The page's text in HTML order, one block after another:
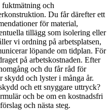
fuktmätning och
Du får därefter ett
för material,
tillägg som isolering eller
vi ordning på arbetsplatsen,
löpande om tidplan. För
på arbetskostnaden. Efter
och du får råd för
skydd och lyster i många år.
och ett snyggare uttryck?
och be om en kostnadsfri
och nästa steg.